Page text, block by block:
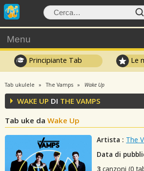
Menu
Principiante Tab Le
Tab ukulele The Vamps Wake Up
WAKE UP DI THE VAMPS
Tab uke da Wake Up
Artista : The
Data di
3 canzoni (0